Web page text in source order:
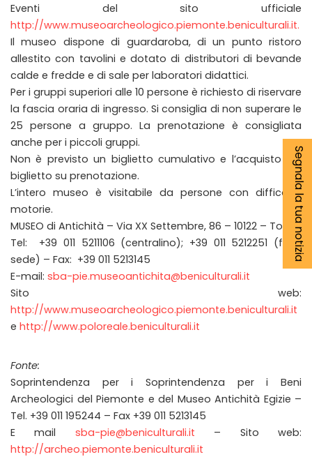
Eventi del sito ufficiale
http://www.museoarcheologico.piemonte.beniculturali.it.
Il museo dispone di guardaroba, di un punto ristoro
allestito con tavolini e dotato di distributori di bevande
calde e fredde e di sale per laboratori didattici.
Per i gruppi superiori alle 10 persone è richiesto di riservare
la fascia oraria di ingresso. Si consiglia di non superare le
25 persone a gruppo. La prenotazione è consigliata
anche per i piccoli gruppi.
Non è previsto un biglietto cumulativo e l’acquisto del
biglietto su prenotazione.
L’intero museo è visitabile da persone con difficoltà
motorie.
MUSEO di Antichità – Via XX Settembre, 86 – 10122 – Torino
Tel: +39 011 5211106 (centralino); +39 011 5212251 (fuori
sede) – Fax: +39 011 5213145
E-mail: sba-pie.museoantichita@beniculturali.it
Sito web:
http://www.museoarcheologico.piemonte.beniculturali.it
e http://www.poloreale.beniculturali.it
Fonte:
Soprintendenza per i Soprintendenza per i Beni
Archeologici del Piemonte e del Museo Antichità Egizie –
Tel. +39 011 195244 – Fax +39 011 5213145
E mail sba-pie@beniculturali.it – Sito web:
http://archeo.piemonte.beniculturali.it
Segnala la tua notizia